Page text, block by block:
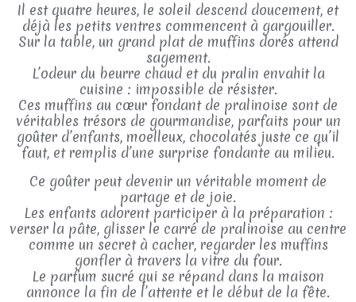
Il est quatre heures, le soleil descend doucement, et
déjà les petits ventres commencent à gargouiller.
Sur la table, un grand plat de muffins dorés attend
sagement.
L’odeur du beurre chaud et du pralin envahit la
cuisine : impossible de résister.
Ces muffins au cœur fondant de pralinoise sont de
véritables trésors de gourmandise, parfaits pour un
goûter d’enfants, moelleux, chocolatés juste ce qu’il
faut, et remplis d’une surprise fondante au milieu.
Ce goûter peut devenir un véritable moment de
partage et de joie.
Les enfants adorent participer à la préparation :
verser la pâte, glisser le carré de pralinoise au centre
comme un secret à cacher, regarder les muffins
gonfler à travers la vitre du four.
Le parfum sucré qui se répand dans la maison
annonce la fin de l’attente et le début de la fête.